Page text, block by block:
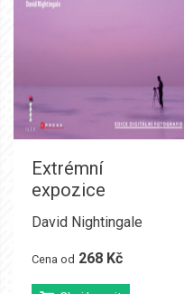
Extrémní
expozice
David Nightingale
Cena od 268 Kč